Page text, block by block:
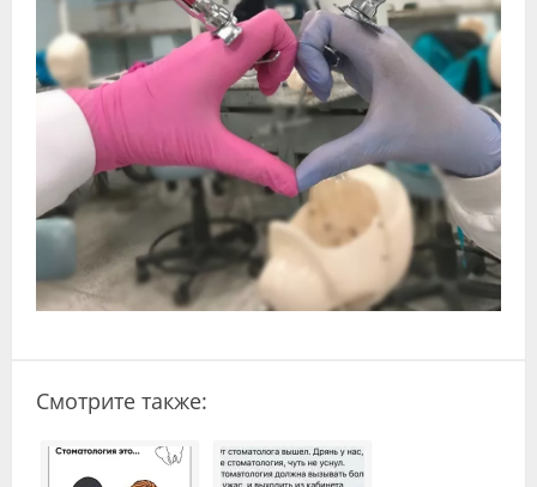
Клиники
Специалисты
Галерея
Блоги
Лаборатории
Смотрите также: